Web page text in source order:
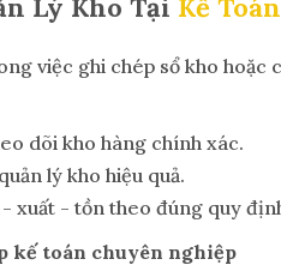
Lý Kho Tại Kế
việc ghi chép sổ kho hoặc
dõi kho hàng chính xác.
lý kho hiệu quả.
xuất - tồn theo đúng quy
kế toán chuyên nghiệp